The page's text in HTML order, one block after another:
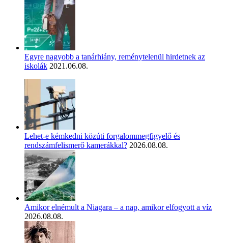
Egyre nagyobb a tanárhiány, reménytelenül hirdetnek az
iskolák 2021.06.08.
Lehet-e kémkedni közúti forgalommegfigyelő és
rendszámfelismerő kamerákkal? 2026.08.08.
Amikor elnémult a Niagara – a nap, amikor elfogyott a víz
2026.08.08.